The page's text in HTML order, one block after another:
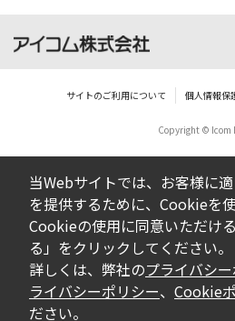
サイトのご利用について 個人情報保
Copyright © Icom
当Webサイトでは、お客様に
を提供するために、Cookieを
Cookieの使用に同意いただけ
る」をクリックしてください。
詳しくは、弊社のプライバシ
ライバシーポリシー、 Cookie
ださい。